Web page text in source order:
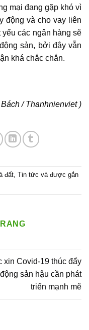
mại đang gặp khó vì
động và cho vay liên
các ngân hàng sẽ
sản, bởi đây vẫn
khá chắc chắn.
/ Thanhnienviet )
đất, Tin tức và được gắn
xin Covid-19 thúc đẩy
sản hậu cần phát
triển mạnh mẽ